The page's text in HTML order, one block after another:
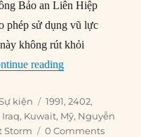
Bảo an Liên Hiệp
phép sử dụng vũ lực
không rút khỏi
reading“24/02/1991: Bộ
Categories
kiện Tags
1991,2402,
Iraq, Kuwait, Mỹ, Nguyễn
Storm 0 Comments